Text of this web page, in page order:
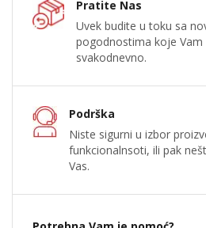
Pratite Nas
Uvek budite u toku sa
pogodnostima koje
svakodnevno.
Podrška
Niste sigurni u izbor
funkcionalnsoti, ili pak
Vas.